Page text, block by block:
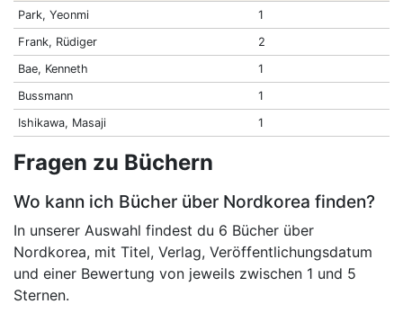
Park, Yeonmi
1
Frank, Rüdiger
2
Bae, Kenneth
1
Bussmann
1
Ishikawa, Masaji
1
Fragen zu Büchern
Wo kann ich Bücher über Nordkorea finden?
In unserer Auswahl findest du 6 Bücher über
Nordkorea, mit Titel, Verlag, Veröffentlichungsdatum
und einer Bewertung von jeweils zwischen 1 und 5
Sternen.